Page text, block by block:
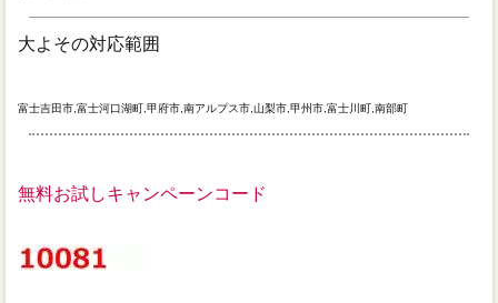
大よその対応範囲
富士吉田市,富士河口湖町,甲府市,南アルプス市,山梨市,甲州市,富士川町,南部町
無料お試しキャンペーンコード